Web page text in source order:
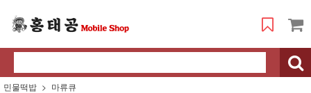
민물떡밥 마류큐